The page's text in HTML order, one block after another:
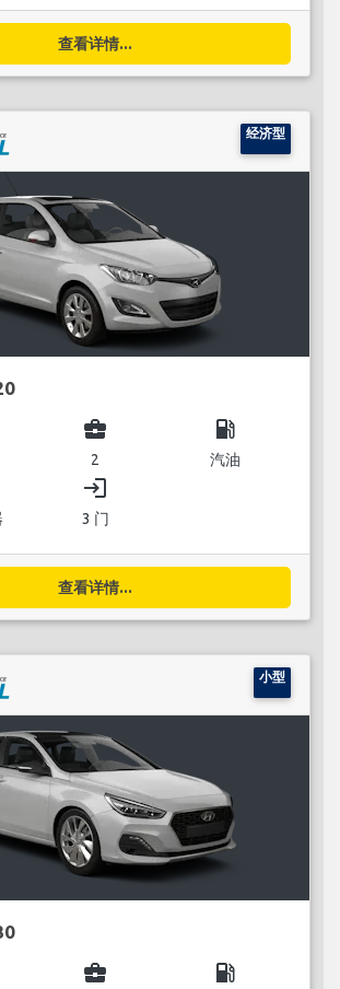
查看详情...
经济型
business_center
2
local_gas_station
汽油
login
3 门
查看详情...
小型
business_center local_gas_station